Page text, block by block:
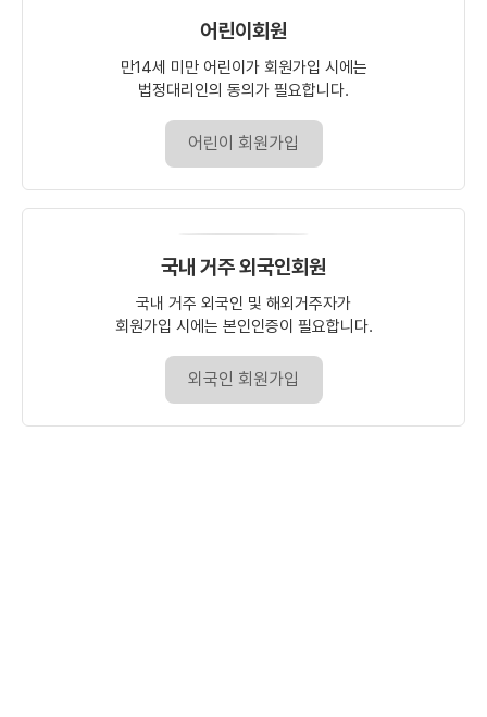
어린이회원
만14세 미만 어린이가 회원가입 시에는
법정대리인의 동의가 필요합니다.
어린이 회원가입
국내 거주 외국인회원
국내 거주 외국인 및 해외거주자가
회원가입 시에는 본인인증이 필요합니다.
외국인 회원가입